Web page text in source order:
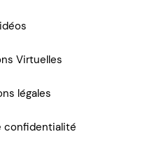
Virtuelles
légales
confidentialité